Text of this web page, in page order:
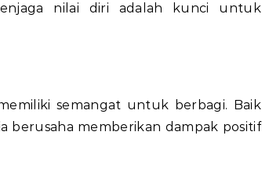
nilai diri adalah kunci untuk
semangat untuk berbagi. Baik
berusaha memberikan dampak positif